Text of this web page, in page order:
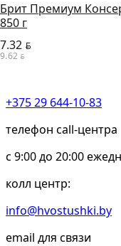
Брит Премиум
850 г
7.32 BYN
9.62 BYN
+375 29 644-10-83
телефон call-центра
c 9:00 до 20:00
колл центр:
info@hvostushki.by
email для связи